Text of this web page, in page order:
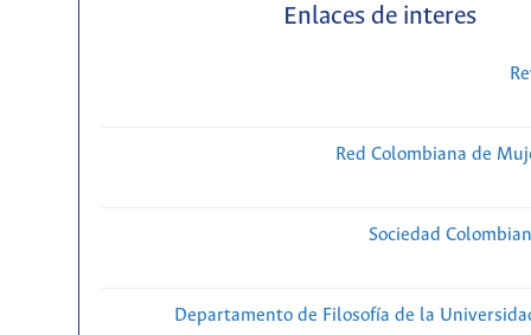
Enlaces de interes
Red Colombiana de
Sociedad
Departamento de Filosofía de la